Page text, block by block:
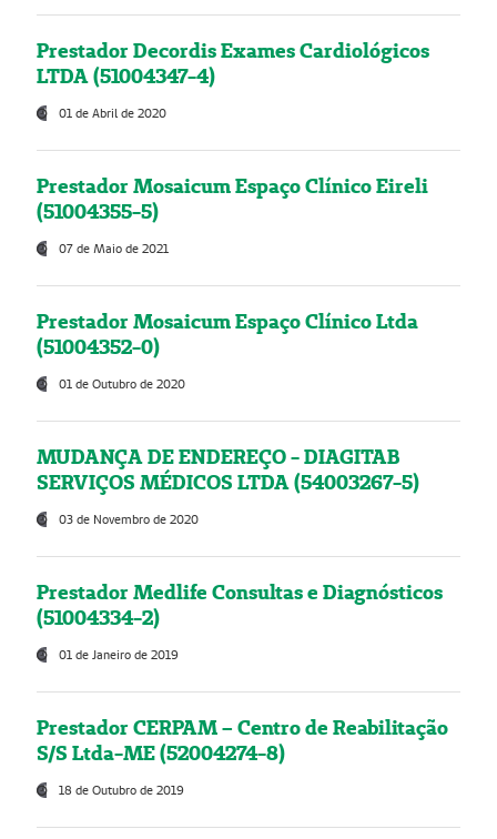
Prestador Decordis Exames Cardiológicos
LTDA (51004347-4)
01 de Abril de 2020
Prestador Mosaicum Espaço Clínico Eireli
(51004355-5)
07 de Maio de 2021
Prestador Mosaicum Espaço Clínico Ltda
(51004352-0)
01 de Outubro de 2020
MUDANÇA DE ENDEREÇO - DIAGITAB
SERVIÇOS MÉDICOS LTDA (54003267-5)
03 de Novembro de 2020
Prestador Medlife Consultas e Diagnósticos
(51004334-2)
01 de Janeiro de 2019
Prestador CERPAM – Centro de Reabilitação
S/S Ltda-ME (52004274-8)
18 de Outubro de 2019